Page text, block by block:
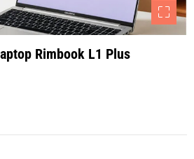
Rimbook L1 Plus